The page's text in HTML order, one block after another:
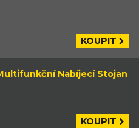
KOUPIT
Nabíjecí Stojan
KOUPIT